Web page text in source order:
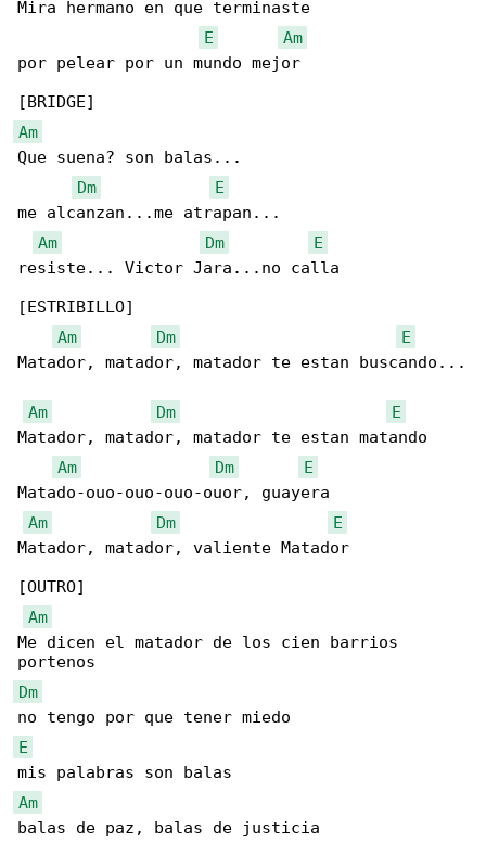
Mira hermano en que terminaste
E
Am
por pelear por un mundo mejor
Am
Que suena? son balas...
Dm
E
me alcanzan...me atrapan...
Am
Dm
E
resiste... Victor Jara...no calla
[ESTRIBILLO]
Am
Dm
E
Matador, matador, matador te estan buscando...
Am Dm
E
Matador, matador, matador te estan matando
Am
Dm
E
Matado-ouo-ouo-ouo-ouor, guayera
Am
Dm
E
Matador, matador, valiente Matador
[OUTRO]
Am
Me dicen el matador de los cien barrios
Dm
E
Am